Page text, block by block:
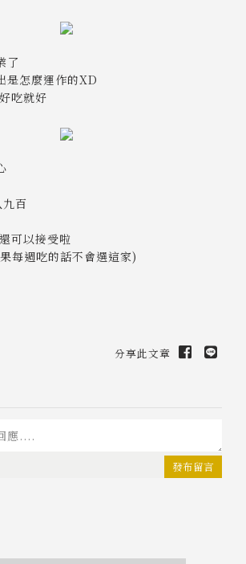
了
是怎麼運作的XD
吃就好
百
可以接受啦
每週吃的話不會選這家)
分享此文章
發布留言